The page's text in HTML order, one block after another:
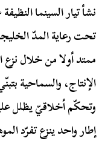
نشأ تيار السينما
تحت رعاية المدّ
ممتد أولا من خلال نزع
الإنتاج، والسماحية
وتحكّم أخلاقيّ يظلل
إطار واحد ينزع تفرّد